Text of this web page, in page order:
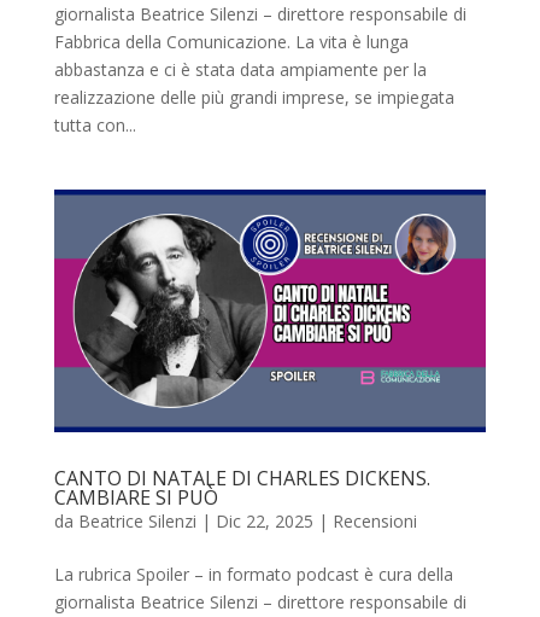
giornalista Beatrice Silenzi – direttore responsabile di
Fabbrica della Comunicazione. La vita è lunga
abbastanza e ci è stata data ampiamente per la
realizzazione delle più grandi imprese, se impiegata
tutta con...
CANTO DI NATALE DI CHARLES DICKENS.
CAMBIARE SI PUÒ
da Beatrice Silenzi | Dic 22, 2025 | Recensioni
La rubrica Spoiler – in formato podcast è cura della
giornalista Beatrice Silenzi – direttore responsabile di